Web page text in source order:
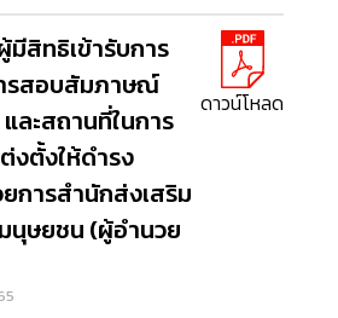
มีสิทธิเข้ารับการ
รสอบสัมภาษณ์
ละสถานที่ในการ
งตั้งให้ดำรง
การสำนักส่งเสริม
นุษยชน (ผู้อำนวย
ดาวน์โหลด